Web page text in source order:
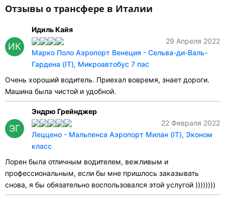
Отзывы о трансфере в Италии
ИК
Идиль Кайя
29 Апреля 2022
Марко Поло Аэропорт Венеция - Сельва-ди-Валь-
Гардена (IT), Микроавтобус 7 пас
Очень хороший водитель. Приехал вовремя, знает дороги.
Машина была чистой и удобной.
ЭГ
Эндрю Грейнджер
22 Февраля 2022
Леццено - Мальпенса Аэропорт Милан (IT), Эконом
класс
Лорен была отличным водителем, вежливым и
профессиональным, если бы мне пришлось заказывать
снова, я бы обязательно воспользовался этой услугой ))))))))